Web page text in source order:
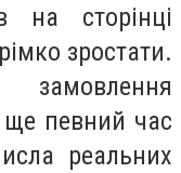
на сторінці
зростати.
ще певний час
реальних